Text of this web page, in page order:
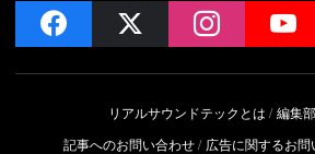
facebook instagram
リアルサウンドテックとは
編集
記事へのお問い合わせ
広告に関するお問